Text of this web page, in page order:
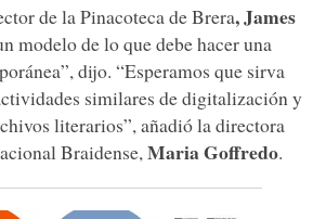
de la Pinacoteca de Brera, James
modelo de lo que debe hacer una
dijo. “Esperamos que sirva
similares de digitalización y
literarios”, añadió la directora
Braidense, Maria Goffredo.